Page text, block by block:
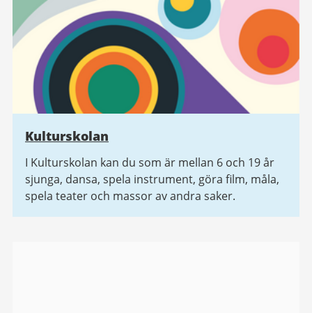
Kulturskolan
I Kulturskolan kan du som är mellan 6 och 19 år
sjunga, dansa, spela instrument, göra film, måla,
spela teater och massor av andra saker.